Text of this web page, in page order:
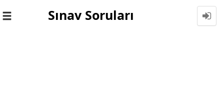
Toggle
Sınav Soruları